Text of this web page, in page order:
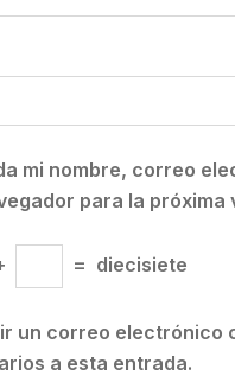
mi nombre, correo
para la próxima
= diecisiete
un correo electrónico
a esta entrada.